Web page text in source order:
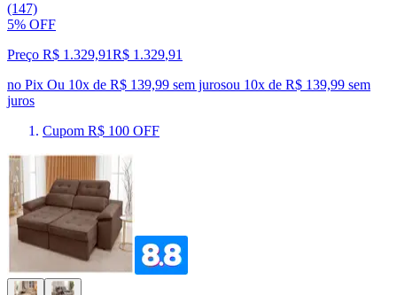
(147)
5% OFF
Preço R$ 1.329,91R$ 1.329,91
no Pix Ou 10x de R$ 139,99 sem jurosou 10x de R$ 139,99 sem
juros
Cupom R$ 100 OFF